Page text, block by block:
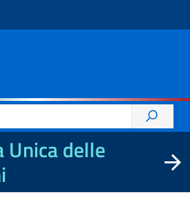
delle